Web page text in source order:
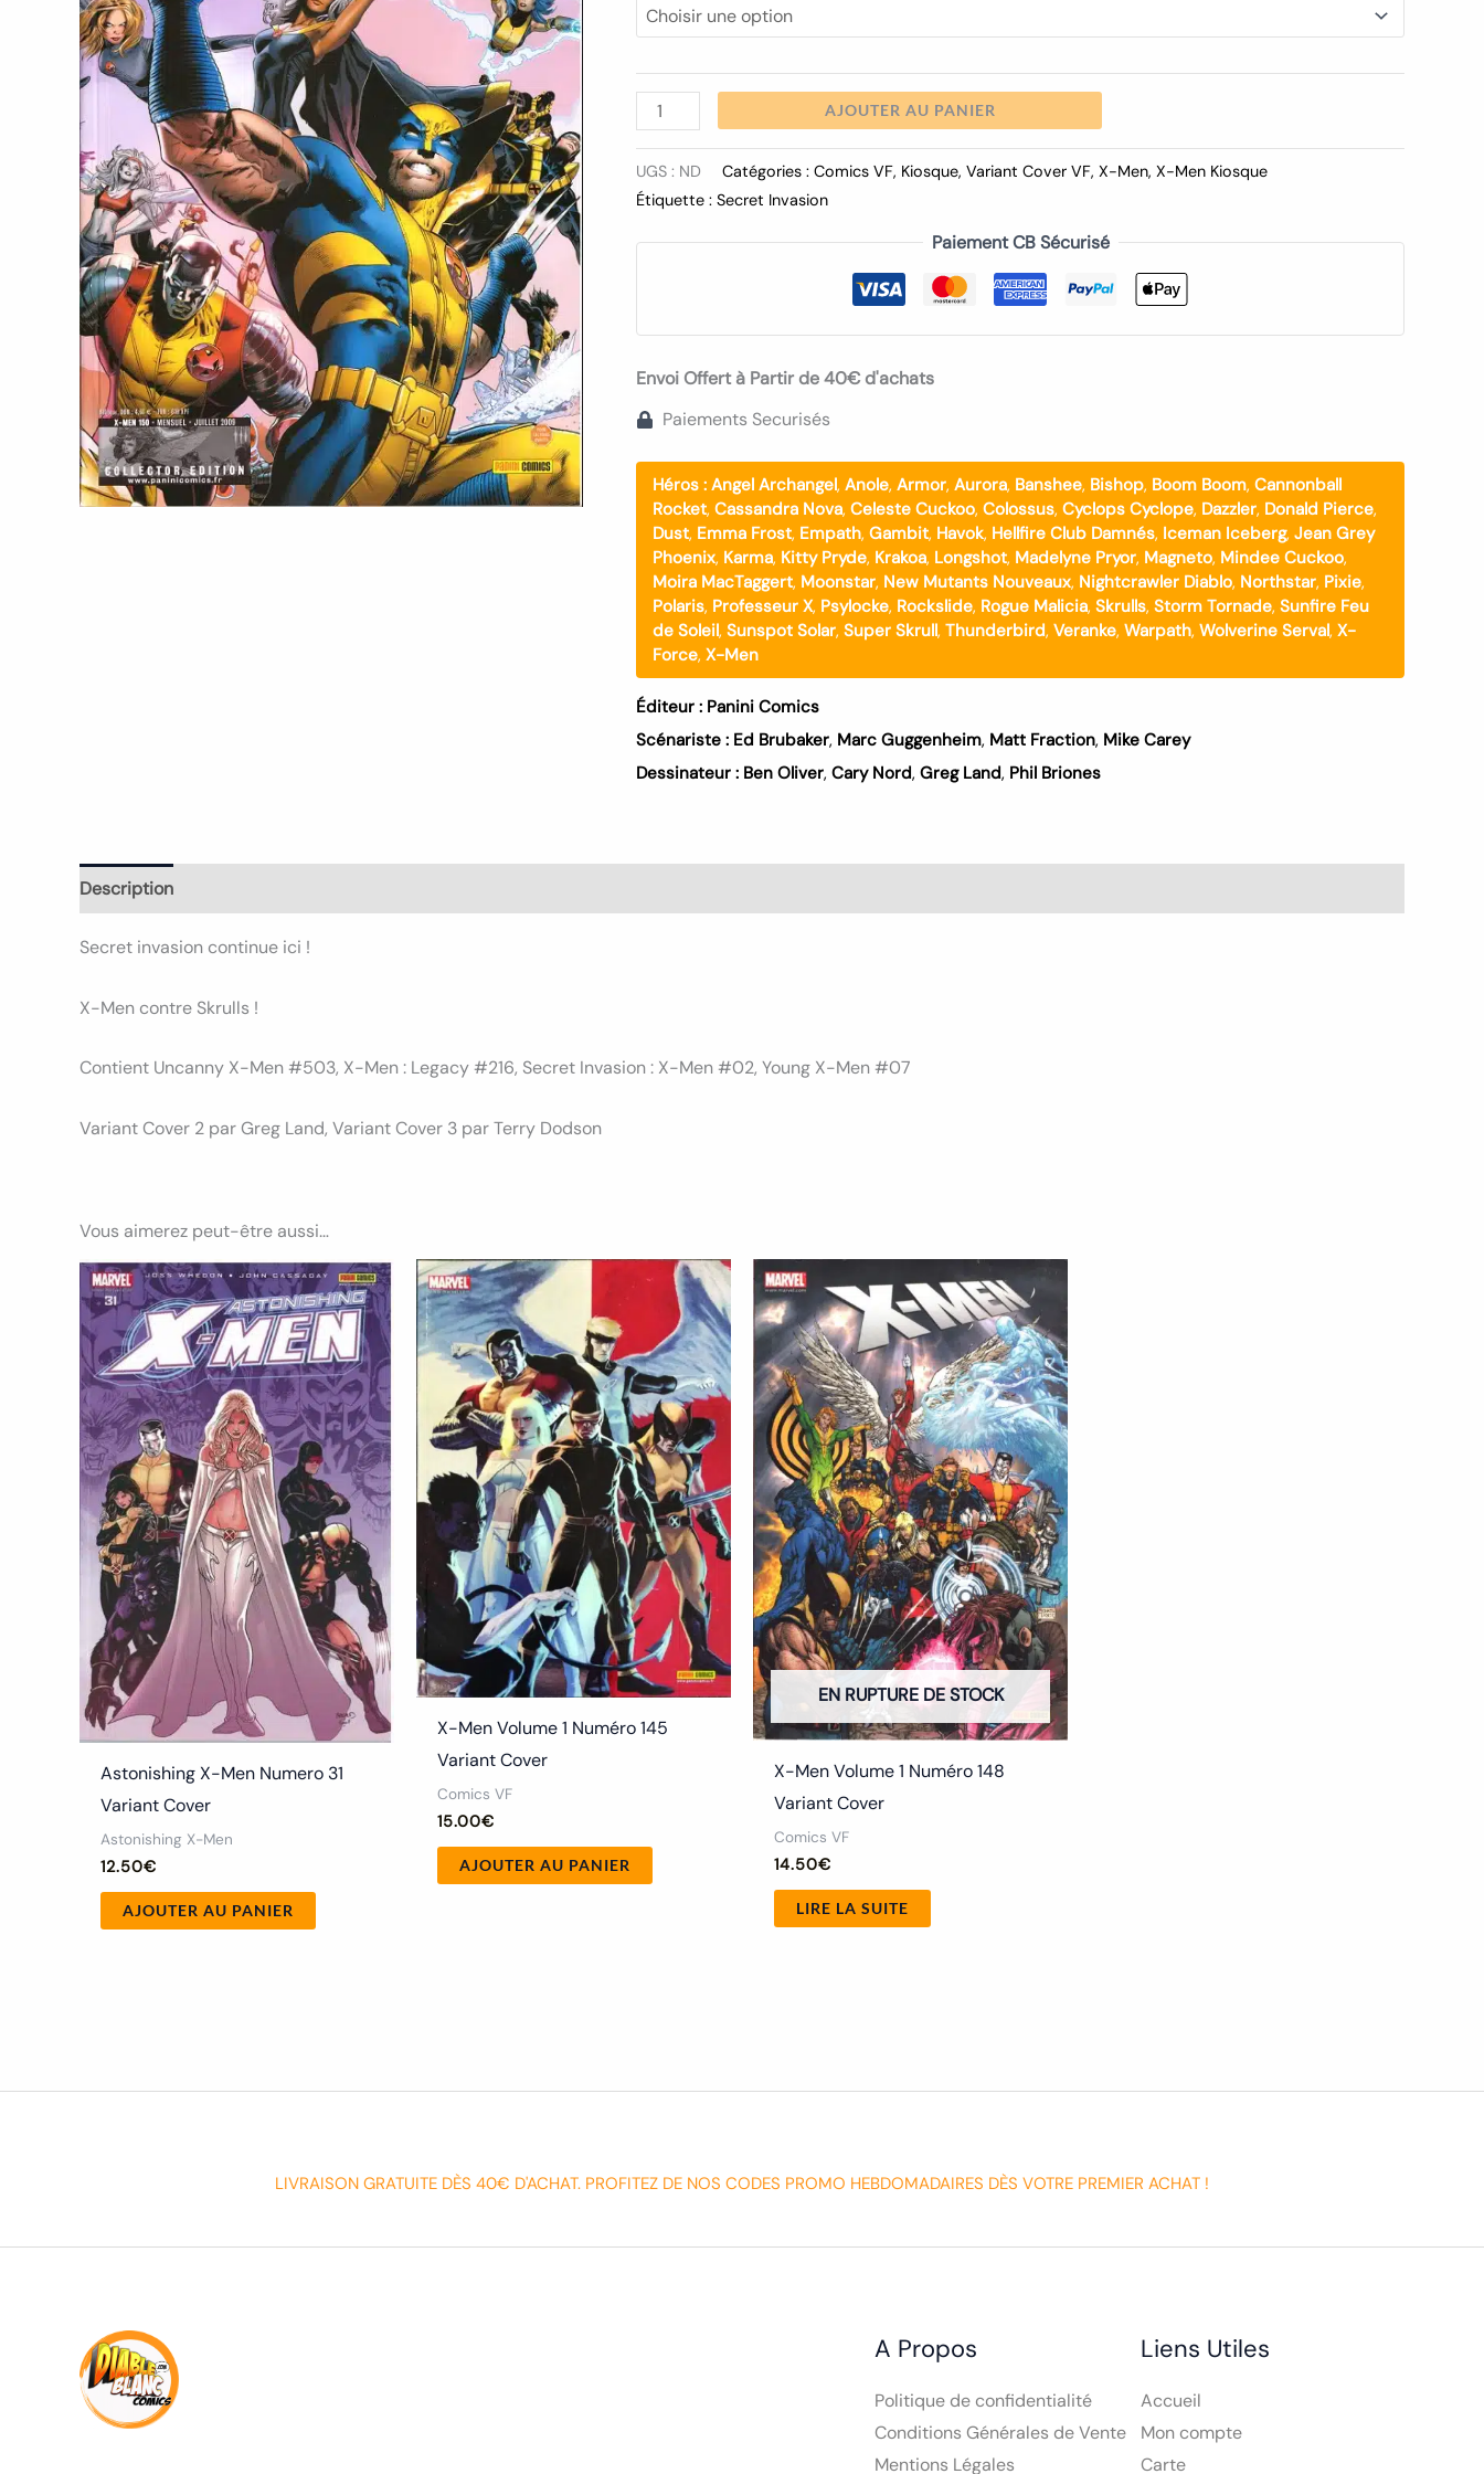
AJOUTER AU PANIER
UGS : ND Catégories : Comics VF, Kiosque, Variant Cover VF, X-Men, X-Men Kiosque
Étiquette : Secret Invasion
Paiement CB Sécurisé
Envoi Offert à Partir de 40€ d'achats
Paiements Securisés
Héros : Angel Archangel, Anole, Armor, Aurora, Banshee, Bishop, Boom Boom, Cannonball
Rocket, Cassandra Nova, Celeste Cuckoo, Colossus, Cyclops Cyclope, Dazzler, Donald Pierce,
Dust, Emma Frost, Empath, Gambit, Havok, Hellfire Club Damnés, Iceman Iceberg, Jean Grey
Phoenix, Karma, Kitty Pryde, Krakoa, Longshot, Madelyne Pryor, Magneto, Mindee Cuckoo,
Moira MacTaggert, Moonstar, New Mutants Nouveaux, Nightcrawler Diablo, Northstar, Pixie,
Polaris, Professeur X, Psylocke, Rockslide, Rogue Malicia, Skrulls, Storm Tornade, Sunfire Feu
de Soleil, Sunspot Solar, Super Skrull, Thunderbird, Veranke, Warpath, Wolverine Serval, X-
Force, X-Men
Éditeur : Panini Comics
Scénariste : Ed Brubaker, Marc Guggenheim, Matt Fraction, Mike Carey
Dessinateur : Ben Oliver, Cary Nord, Greg Land, Phil Briones
Description
Secret invasion continue ici !
X-Men contre Skrulls !
Contient Uncanny X-Men #503, X-Men : Legacy #216, Secret Invasion : X-Men #02, Young X-Men #07
Variant Cover 2 par Greg Land, Variant Cover 3 par Terry Dodson
Vous aimerez peut-être aussi…
Astonishing X-Men Numero 31
Variant Cover
Astonishing X-Men
12.50€
AJOUTER AU PANIER
X-Men Volume 1 Numéro 145
Variant Cover
Comics VF
15.00€
AJOUTER AU PANIER
EN RUPTURE DE STOCK
X-Men Volume 1 Numéro 148
Variant Cover
Comics VF
14.50€
LIRE LA SUITE
LIVRAISON GRATUITE DÈS 40€ D'ACHAT. PROFITEZ DE NOS CODES PROMO HEBDOMADAIRES DÈS VOTRE PREMIER ACHAT !
A Propos
Politique de confidentialité
Conditions Générales de Vente
Mentions Légales
Liens Utiles
Accueil
Mon compte
Carte